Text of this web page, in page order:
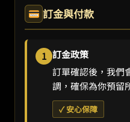
訂金與付款
1 訂金政策
訂單確認後，我們
調，確保為你預留
✓ 安心保障